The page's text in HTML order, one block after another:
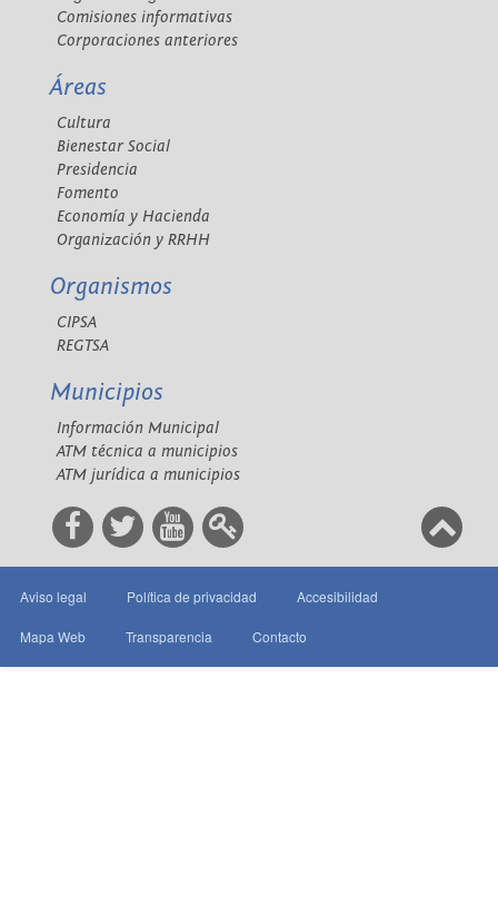
Comisiones informativas
Corporaciones anteriores
Áreas
Cultura
Bienestar Social
Presidencia
Fomento
Economía y Hacienda
Organización y RRHH
Organismos
CIPSA
REGTSA
Municipios
Información Municipal
ATM técnica a municipios
ATM jurídica a municipios
Aviso legal Política de privacidad Accesibilidad
Mapa Web Transparencia Contacto